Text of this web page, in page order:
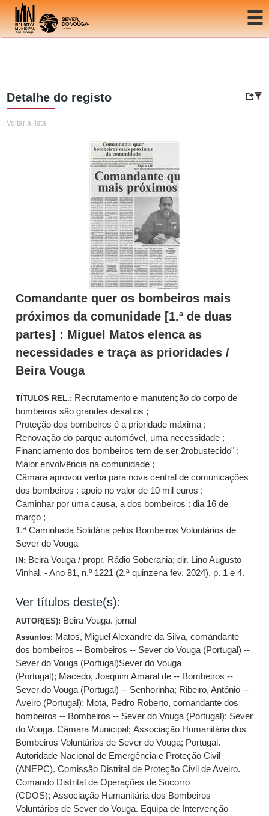
Ir para o conteúdo
Detalhe do registo
Voltar à lista
Comandante quer os bombeiros mais
próximos da comunidade [1.ª de duas
partes] : Miguel Matos elenca as
necessidades e traça as prioridades /
Beira Vouga
TÍTULOS REL.: Recrutamento e manutenção do corpo de
bombeiros são grandes desafios ;
Proteção dos bombeiros é a prioridade máxima ;
Renovação do parque automóvel, uma necessidade ;
Financiamento dos bombeiros tem de ser 2robustecido" ;
Maior envolvência na comunidade ;
Câmara aprovou verba para nova central de comunicações
dos bombeiros : apoio no valor de 10 mil euros ;
Caminhar por uma causa, a dos bombeiros : dia 16 de
março ;
1.ª Caminhada Solidária pelos Bombeiros Voluntários de
Sever do Vouga
IN: Beira Vouga / propr. Rádio Soberania; dir. Lino Augusto
Vinhal. - Ano 81, n.º 1221 (2.ª quinzena fev. 2024), p. 1 e 4.
Ver títulos deste(s):
AUTOR(ES): Beira Vouga. jornal
Assuntos: Matos, Miguel Alexandre da Silva, comandante
dos bombeiros -- Bombeiros -- Sever do Vouga (Portugal) --
Sever do Vouga (Portugal)Sever do Vouga
(Portugal); Macedo, Joaquim Amaral de -- Bombeiros --
Sever do Vouga (Portugal) -- Senhorinha; Ribeiro, António --
Aveiro (Portugal); Mota, Pedro Roberto, comandante dos
bombeiros -- Bombeiros -- Sever do Vouga (Portugal); Sever
do Vouga. Câmara Municipal;Associação Humanitária dos
Bombeiros Voluntários de Sever do Vouga; Portugal.
Autoridade Nacional de Emergência e Proteção Civil
(ANEPC). Comissão Distrital de Proteção Civil de Aveiro.
Comando Distrital de Operações de Socorro
(CDOS);Associação Humanitária dos Bombeiros
Voluntários de Sever do Vouga. Equipa de Intervenção